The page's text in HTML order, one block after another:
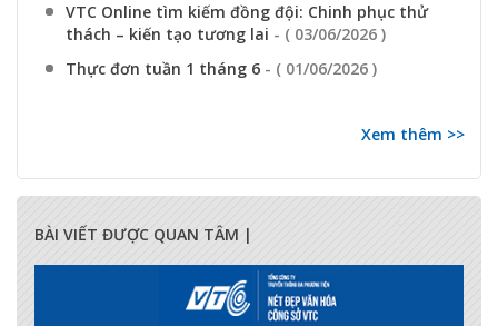
VTC Online tìm kiếm đồng đội: Chinh phục thử
thách – kiến tạo tương lai - ( 03/06/2026 )
Thực đơn tuần 1 tháng 6 - ( 01/06/2026 )
Xem thêm >>
BÀI VIẾT ĐƯỢC QUAN TÂM |